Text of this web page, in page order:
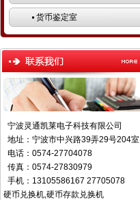
货币鉴定室
宁波灵通凯莱电子科技有限公司
地址：宁波市中兴路39弄29号204室
电话：0574-27704078
传真：0574-27830979
手机：13105586167 27705078
硬币兑换机,硬币存款兑换机